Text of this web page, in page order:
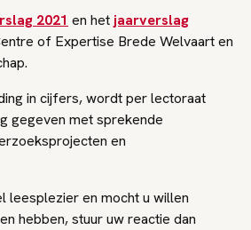
2021 en het jaarverslag
of Expertise Brede Welvaart en
in cijfers, wordt per lectoraat
gegeven met sprekende
en
leesplezier en mocht u willen
hebben, stuur uw reactie dan